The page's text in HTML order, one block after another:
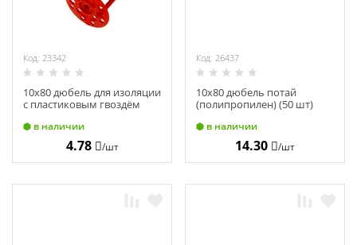
Код: 23342
10х80 дюбель для изоляции
с пластиковым гвоздём
в наличии
4.78 /шт
Код: 26437
10х80 дюбель потай
(полипропилен) (50 шт)
в наличии
14.30 /шт